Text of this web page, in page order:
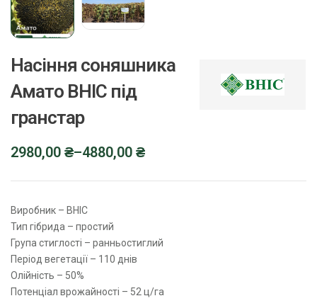
Насіння соняшника
Амато ВНІС під
гранстар
2980,00 ₴–4880,00 ₴
Виробник – ВНІС
Тип гібрида – простий
Група стиглості – ранньостиглий
Період вегетації – 110 днів
Олійність – 50%
Потенціал врожайності – 52 ц/га